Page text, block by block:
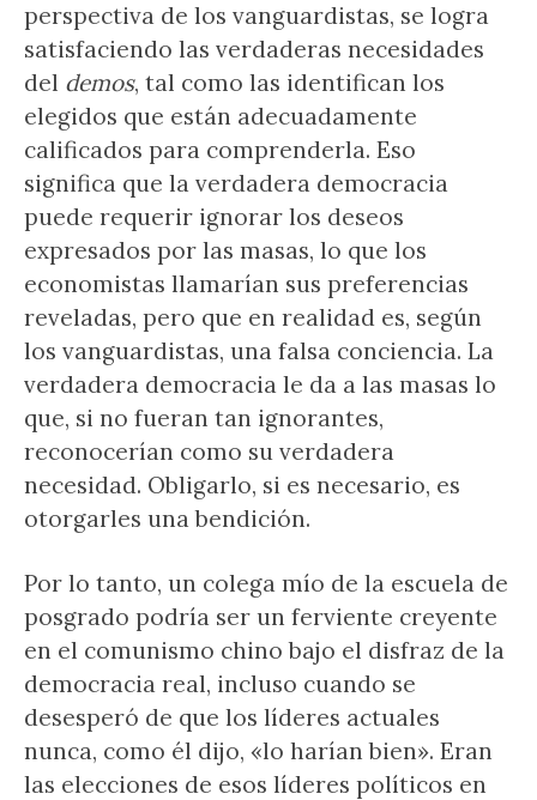
perspectiva de los vanguardistas, se logra
satisfaciendo las verdaderas necesidades
del demos, tal como las identifican los
elegidos que están adecuadamente
calificados para comprenderla. Eso
significa que la verdadera democracia
puede requerir ignorar los deseos
expresados ​​por las masas, lo que los
economistas llamarían sus preferencias
reveladas, pero que en realidad es, según
los vanguardistas, una falsa conciencia. La
verdadera democracia le da a las masas lo
que, si no fueran tan ignorantes,
reconocerían como su verdadera
necesidad. Obligarlo, si es necesario, es
otorgarles una bendición.
Por lo tanto, un colega mío de la escuela de
posgrado podría ser un ferviente creyente
en el comunismo chino bajo el disfraz de la
democracia real, incluso cuando se
desesperó de que los líderes actuales
nunca, como él dijo, «lo harían bien». Eran
las elecciones de esos líderes políticos en